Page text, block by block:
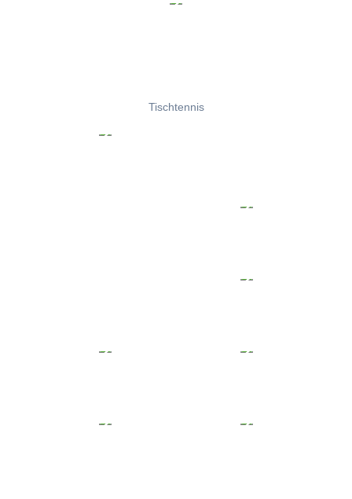
Tischtennis